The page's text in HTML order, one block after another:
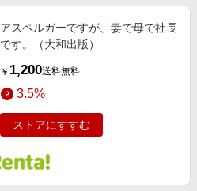
アスペルガーですが、妻で母で社長
です。（大和出版）
￥ 1,200送料無料
3.5%
ストアにすすむ